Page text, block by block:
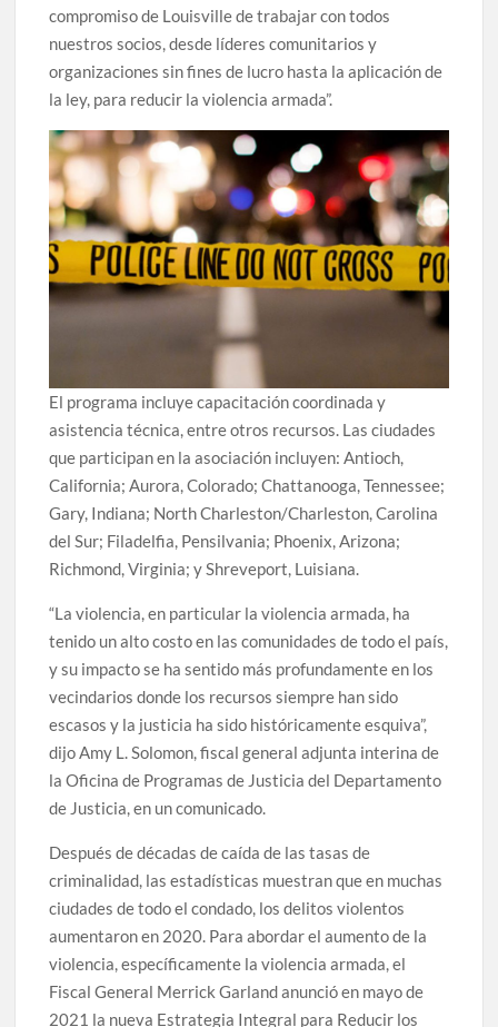
compromiso de Louisville de trabajar con todos
nuestros socios, desde líderes comunitarios y
organizaciones sin fines de lucro hasta la aplicación de
la ley, para reducir la violencia armada”.
El programa incluye capacitación coordinada y
asistencia técnica, entre otros recursos. Las ciudades
que participan en la asociación incluyen: Antioch,
California; Aurora, Colorado; Chattanooga, Tennessee;
Gary, Indiana; North Charleston/Charleston, Carolina
del Sur; Filadelfia, Pensilvania; Phoenix, Arizona;
Richmond, Virginia; y Shreveport, Luisiana.
“La violencia, en particular la violencia armada, ha
tenido un alto costo en las comunidades de todo el país,
y su impacto se ha sentido más profundamente en los
vecindarios donde los recursos siempre han sido
escasos y la justicia ha sido históricamente esquiva”,
dijo Amy L. Solomon, fiscal general adjunta interina de
la Oficina de Programas de Justicia del Departamento
de Justicia, en un comunicado.
Después de décadas de caída de las tasas de
criminalidad, las estadísticas muestran que en muchas
ciudades de todo el condado, los delitos violentos
aumentaron en 2020. Para abordar el aumento de la
violencia, específicamente la violencia armada, el
Fiscal General Merrick Garland anunció en mayo de
2021 la nueva Estrategia Integral para Reducir los